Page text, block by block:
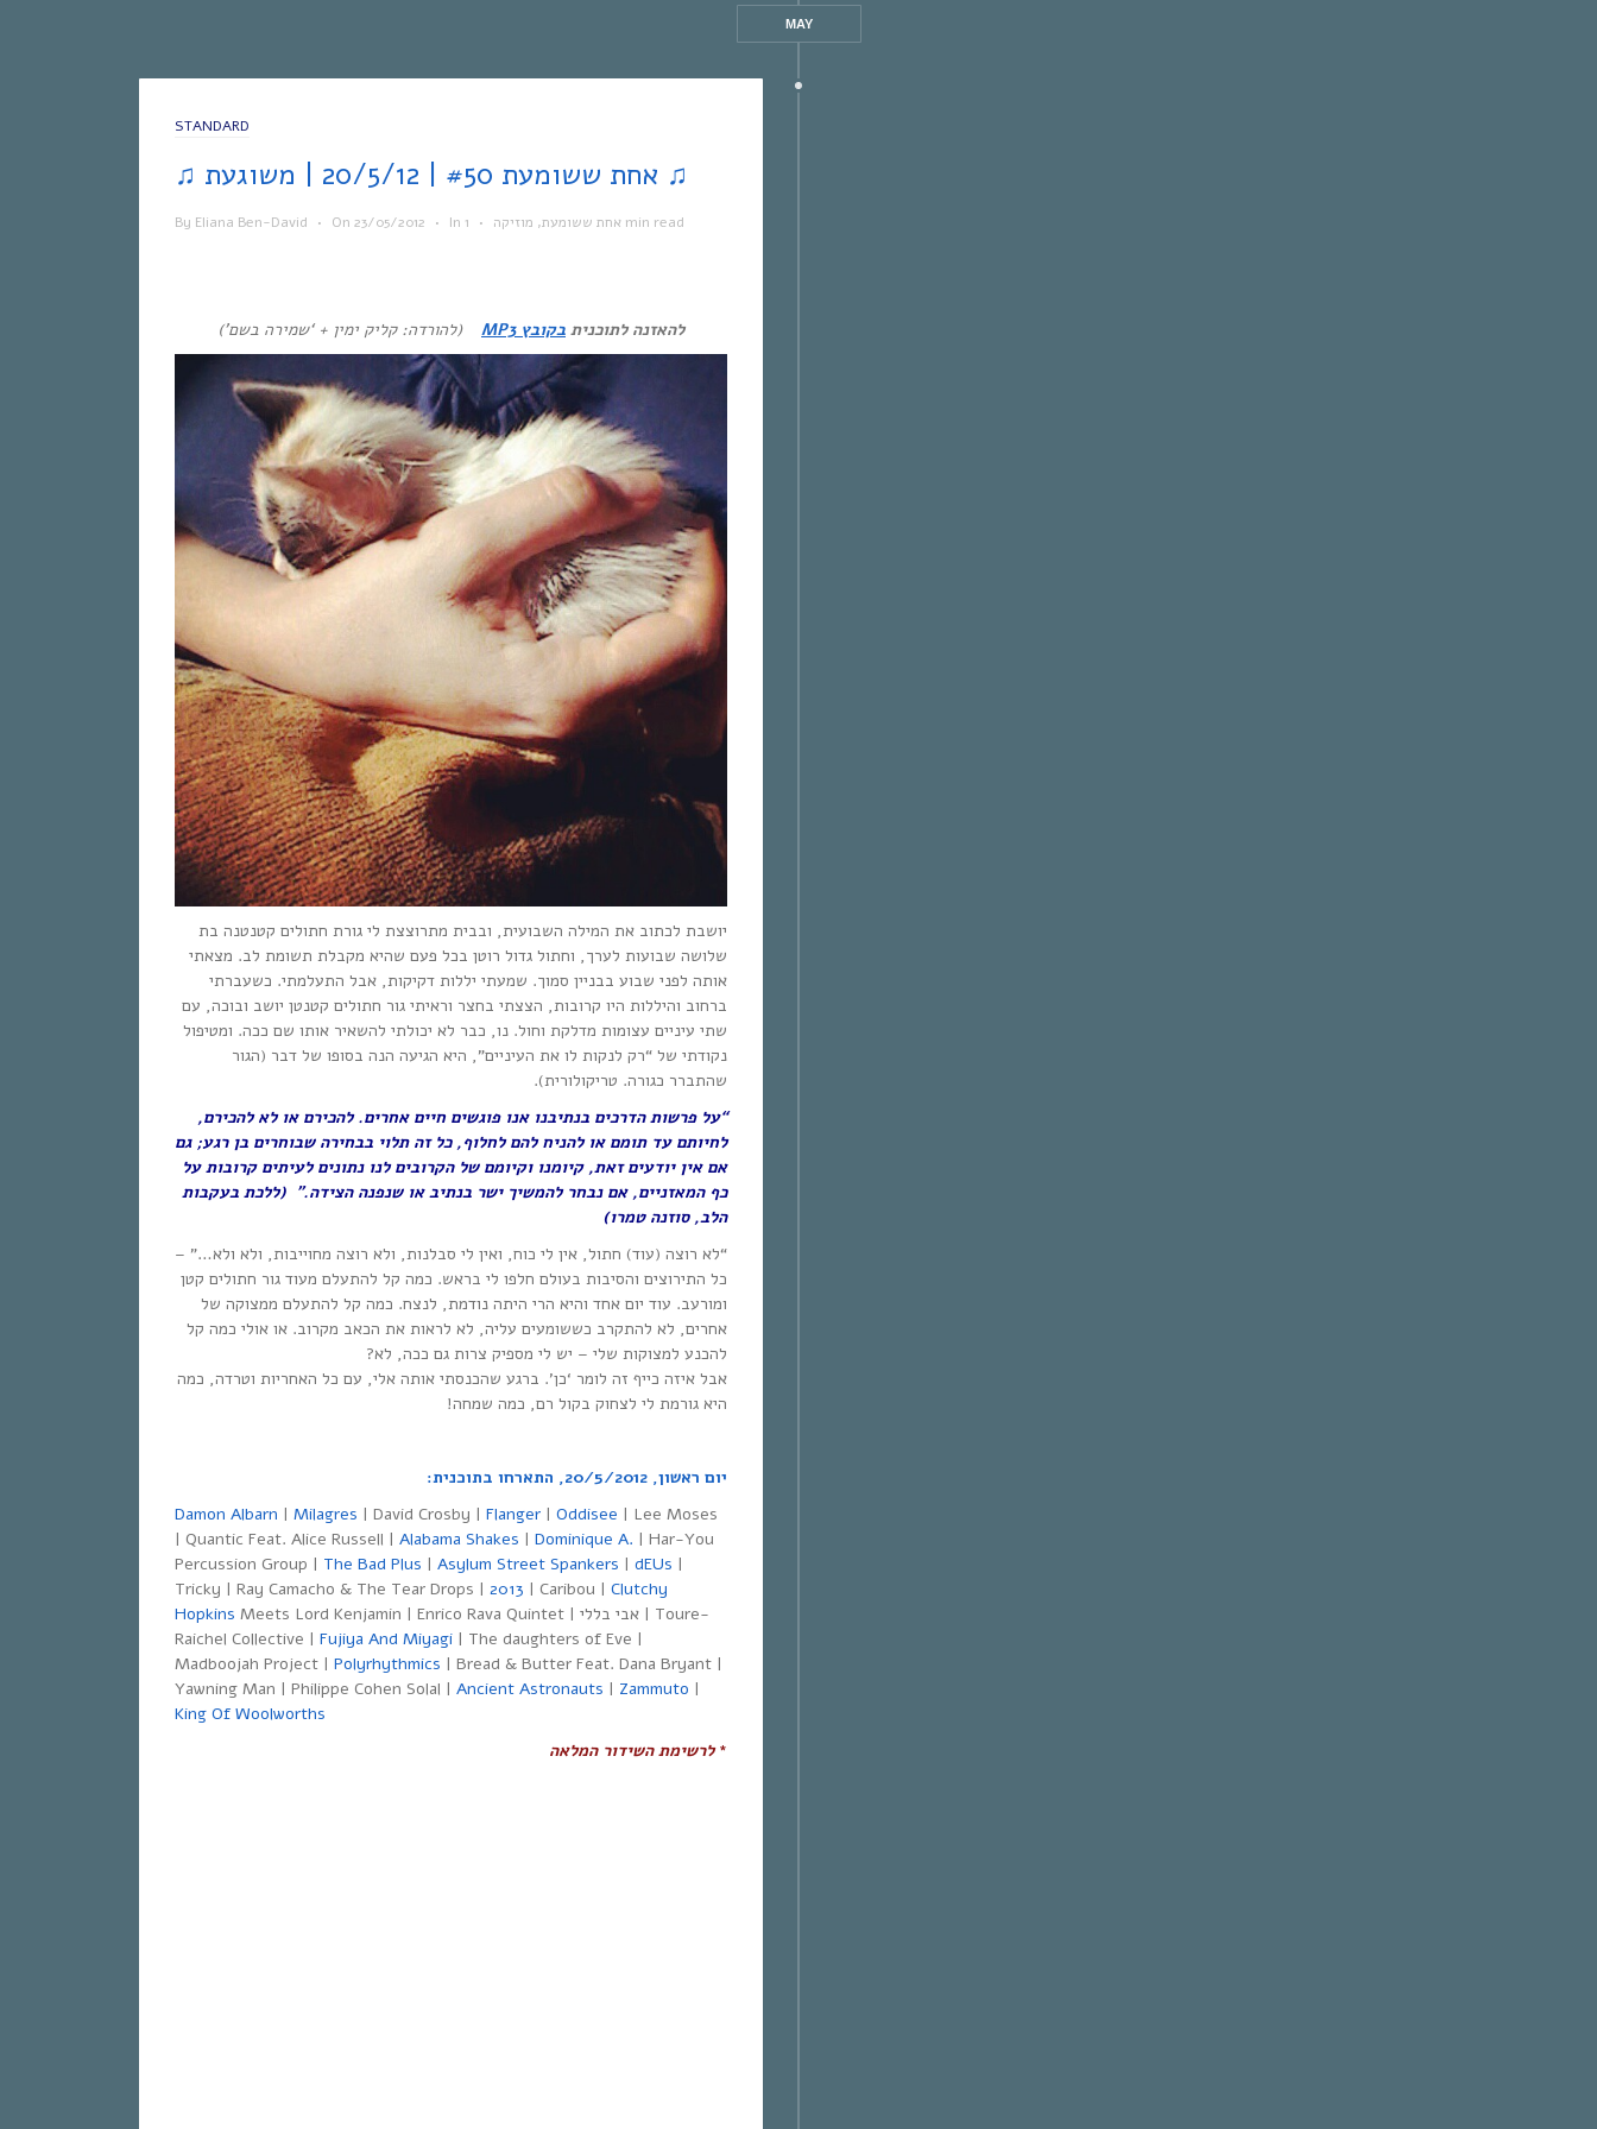
MAY
STANDARD
♫ אחת ששומעת #50 | 20/5/12 | משוגעת ♫
By Eliana Ben-David • On 23/05/2012 • In אחת ששומעת, מוזיקה • 1 min read
להאזנה לתוכנית בקובץ MP3 (להורדה: קליק ימין + ‘שמירה בשם’)
יושבת לכתוב את המילה השבועית, ובבית מתרוצצת לי גורת חתולים קטנטנה בת
שלושה שבועות לערך, וחתול גדול רוטן בכל פעם שהיא מקבלת תשומת לב. מצאתי
אותה לפני שבוע בבניין סמוך. שמעתי יללות דקיקות, אבל התעלמתי. כשעברתי
ברחוב והיללות היו קרובות, הצצתי בחצר וראיתי גור חתולים קטנטן יושב ובוכה, עם
שתי עיניים עצומות מדלקת וחול. נו, כבר לא יכולתי להשאיר אותו שם ככה. ומטיפול
נקודתי של “רק לנקות לו את העיניים”, היא הגיעה הנה בסופו של דבר (הגור
שהתברר כגורה. טריקולורית).
“על פרשות הדרכים בנתיבנו אנו פוגשים חיים אחרים. להכירם או לא להכירם,
לחיותם עד תומם או להניח להם לחלוף, כל זה תלוי בבחירה שבוחרים בן רגע; גם
אם אין יודעים זאת, קיומנו וקיומם של הקרובים לנו נתונים לעיתים קרובות על
כף המאזניים, אם נבחר להמשיך ישר בנתיב או שנפנה הצידה.” (ללכת בעקבות
הלב, סוזנה טמרו)
“לא רוצה (עוד) חתול, אין לי כוח, ואין לי סבלנות, ולא רוצה מחוייבות, ולא ולא…” –
כל התירוצים והסיבות בעולם חלפו לי בראש. כמה קל להתעלם מעוד גור חתולים קטן
ומורעב. עוד יום אחד והיא הרי היתה נודמת, לנצח. כמה קל להתעלם ממצוקה של
אחרים, לא להתקרב כששומעים עליה, לא לראות את הכאב מקרוב. או אולי כמה קל
להכנע למצוקות שלי – יש לי מספיק צרות גם ככה, לא?
אבל איזה כייף זה לומר ‘כן’. ברגע שהכנסתי אותה אלי, עם כל האחריות וטרדה, כמה
היא גורמת לי לצחוק בקול רם, כמה שמחה!
יום ראשון, 20/5/2012, התארחו בתוכנית:
Damon Albarn | Milagres | David Crosby | Flanger | Oddisee | Lee Moses
| Quantic Feat. Alice Russell | Alabama Shakes | Dominique A. | Har-You
Percussion Group | The Bad Plus | Asylum Street Spankers | dEUs |
Tricky | Ray Camacho & The Tear Drops | 2013 | Caribou | Clutchy
Hopkins Meets Lord Kenjamin | Enrico Rava Quintet | אבי בללי | Toure-
Raichel Collective | Fujiya And Miyagi | The daughters of Eve |
Madboojah Project | Polyrhythmics | Bread & Butter Feat. Dana Bryant |
Yawning Man | Philippe Cohen Solal | Ancient Astronauts | Zammuto |
King Of Woolworths
*לרשימת השידור המלאה